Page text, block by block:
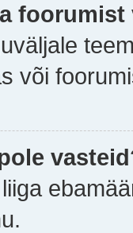
või